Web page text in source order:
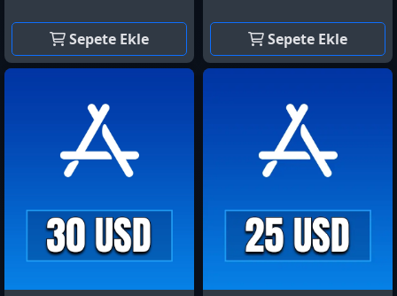
Sepete Ekle Sepete Ekle